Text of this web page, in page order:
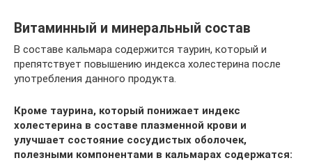
Витаминный и минеральный состав
В составе кальмара содержится таурин, который и
препятствует повышению индекса холестерина после
употребления данного продукта.
Кроме таурина, который понижает индекс
холестерина в составе плазменной крови и
улучшает состояние сосудистых оболочек,
полезными компонентами в кальмарах содержатся: